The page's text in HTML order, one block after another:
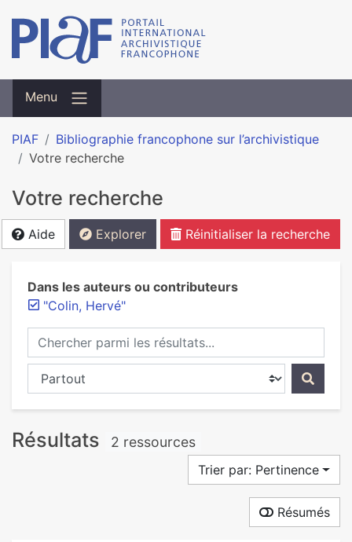
Menu
PIAF
Bibliographie francophone sur l’archivistique
Votre recherche
Votre recherche
Aide Explorer Réinitialiser la recherche
Dans les auteurs ou contributeurs
"Colin, Hervé"
Chercher parmi les résultats...
Chercher dans...
Résultats 2 ressources
Trier par: Pertinence
Résumés